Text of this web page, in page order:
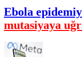
Ebola
mutasiyaya